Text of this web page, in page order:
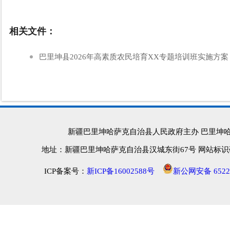
相关文件：
巴里坤县2026年高素质农民培育XX专题培训班实施方
新疆巴里坤哈萨克自治县人民政府主办 巴里坤
地址：新疆巴里坤哈萨克自治县汉城东街67号 网站标
ICP备案号： 新ICP备16002588号 新公网安备